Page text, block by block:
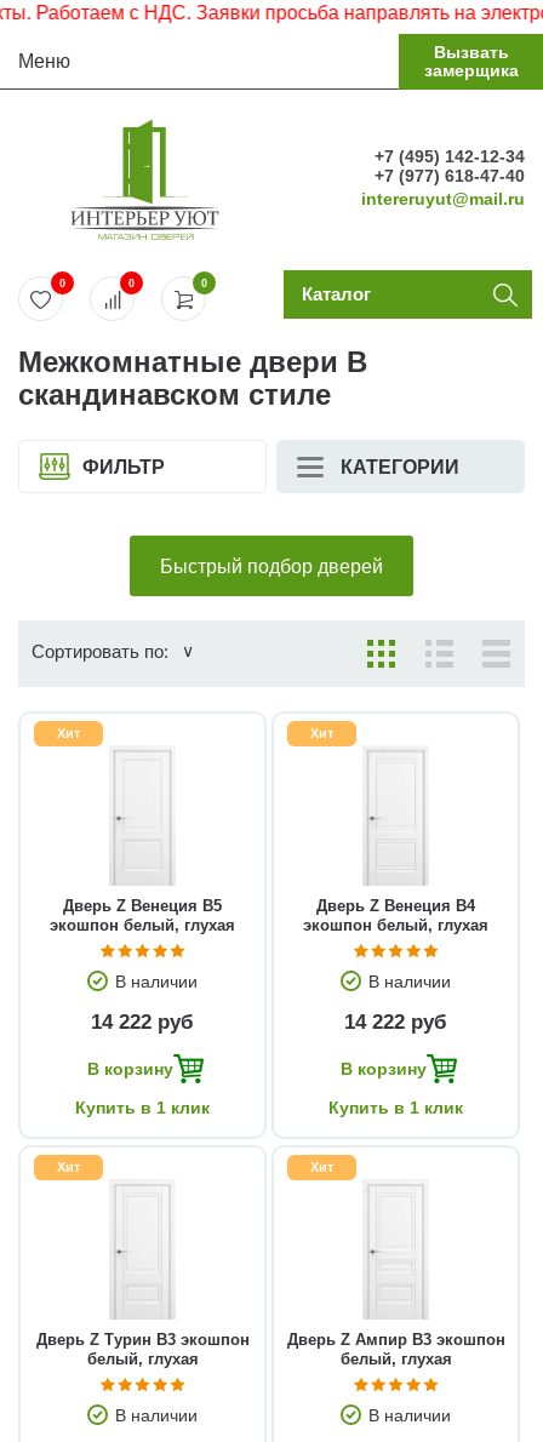
с НДС. Заявки просьба направлять на электронную
Меню
Вызвать
замерщика
+7 (495) 142-12-34
+7 (977) 618-47-40
intereruyut@mail.ru
0
0 0 Каталог
Межкомнатные двери В
скандинавском стиле
ФИЛЬТР КАТЕГОРИИ
Быстрый подбор дверей
Сортировать по:
Хит
Дверь Z Венеция В5
экошпон белый, глухая
В наличии
14 222 руб
В корзину
Купить в 1 клик
Хит
Дверь Z Венеция В4
экошпон белый, глухая
В наличии
14 222 руб
В корзину
Купить в 1 клик
Хит
Дверь Z Турин В3 экошпон
белый, глухая
В наличии
Хит
Дверь Z Ампир В3 экошпон
белый, глухая
В наличии